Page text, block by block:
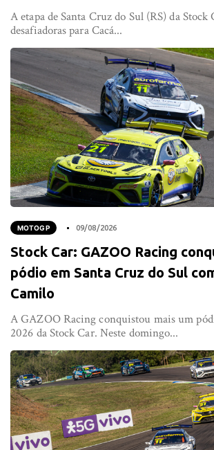
A etapa de Santa Cruz do Sul (RS) da Stock
desafiadoras para Cacá...
MOTOGP 09/08/2026
Stock Car: GAZOO Racing
pódio em Santa Cruz do Sul
Camilo
A GAZOO Racing conquistou mais um
2026 da Stock Car. Neste domingo...